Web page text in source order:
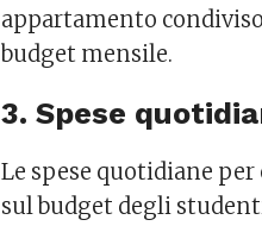
appartamento
budget mensile.
3. Spese
Le spese quotidiane
sul budget degli